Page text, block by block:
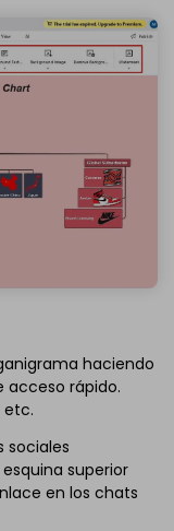
haciendo
acceso rápido.
etc.
sociales
superior
en los chats